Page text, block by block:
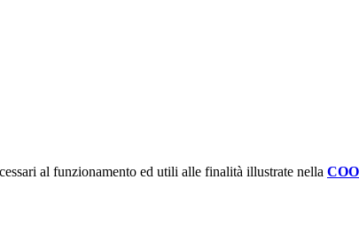
al funzionamento ed utili alle finalità illustrate nella